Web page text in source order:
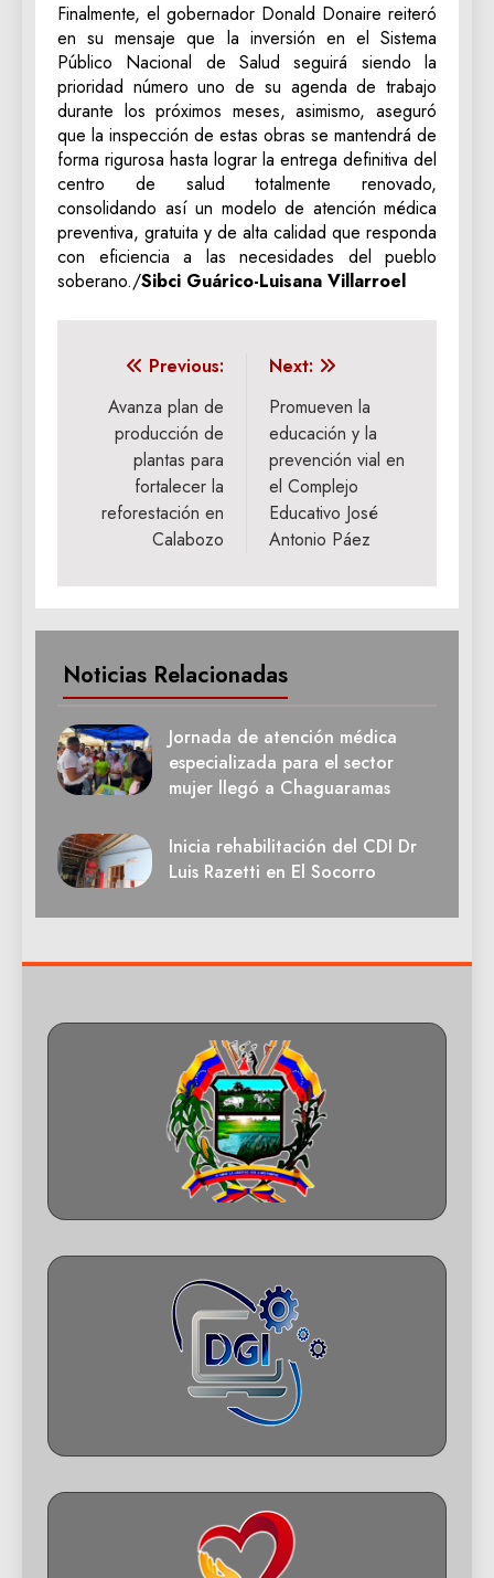
‎Finalmente, el gobernador Donald Donaire reiteró
en su mensaje que la inversión en el Sistema
Público Nacional de Salud seguirá siendo la
prioridad número uno de su agenda de trabajo
durante los próximos meses, asimismo, aseguró
que la inspección de estas obras se mantendrá de
forma rigurosa hasta lograr la entrega definitiva del
centro de salud totalmente renovado,
consolidando así un modelo de atención médica
preventiva, gratuita y de alta calidad que responda
con eficiencia a las necesidades del pueblo
soberano./‎Sibci Guárico-Luisana Villarroel
Navegación
de
entradas
Previous:
Avanza plan de
producción de
plantas para
fortalecer la
reforestación en
Calabozo
Next:
Promueven la
educación y la
prevención vial en
el Complejo
Educativo José
Antonio Páez
Noticias Relacionadas
Jornada de atención médica
especializada para el sector
mujer llegó a Chaguaramas
Inicia rehabilitación del CDI Dr
Luis Razetti en El Socorro